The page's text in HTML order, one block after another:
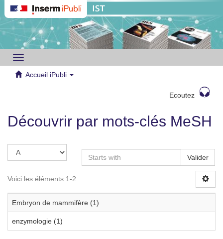
Toggle
navigation
Accueil iPubli
Ecoutez
Découvrir par mots-clés MeSH
Valider
Voici les éléments 1-2
Embryon de mammifère (1)
enzymologie (1)